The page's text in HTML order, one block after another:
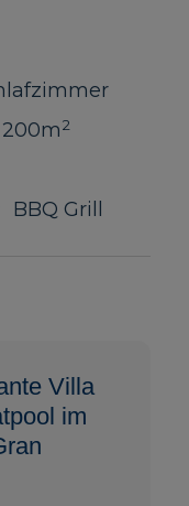
200m2
BBQ Grill
Villa
im